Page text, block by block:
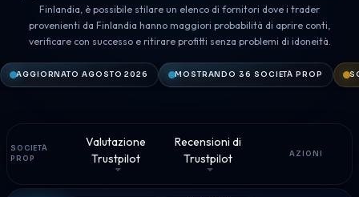
Finlandia, è possibile stilare un elenco di fornitori dove i trader
provenienti da Finlandia hanno maggiori probabilità di aprire conti,
verificare con successo e ritirare profitti senza problemi di idoneità.
AGGIORNATO AGOSTO 2026 MOSTRANDO 36 SOCIETÀ PROP
SOCIETÀ
PROP
Valutazione
Trustpilot
Recensioni di
Trustpilot
AZIONI